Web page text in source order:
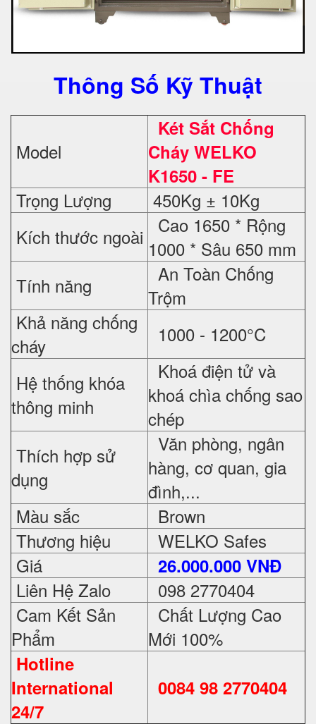
Thông Số Kỹ Thuật
Model
Két Sắt Chống
Cháy WELKO
K1650 - FE
Trọng Lượng
450Kg ± 10Kg
Kích thước ngoài
Cao 1650 * Rộng
1000 * Sâu 650 mm
Tính năng
An Toàn Chống
Trộm
Khả năng chống
cháy
1000 - 1200°C
Hệ thống khóa
thông minh
Khoá điện tử và
khoá chìa chống sao
chép
Thích hợp sử
dụng
Văn phòng, ngân
hàng, cơ quan, gia
đình,...
Màu sắc
Brown
Thương hiệu
WELKO Safes
Giá
26.000.000 VNĐ
Liên Hệ Zalo
098 2770404
Cam Kết Sản
Phẩm
Chất Lượng Cao
Mới 100%
Hotline
International
24/7
0084 98 2770404